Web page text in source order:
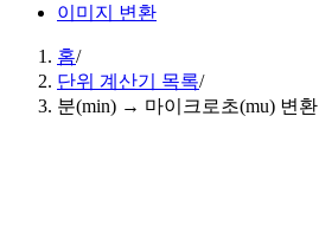
이미지 변환
홈/
단위 계산기 목록/
분(min) → 마이크로초(mu) 변환